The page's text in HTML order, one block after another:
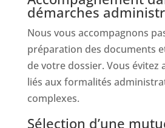
démarches
Nous vous accompagnons
préparation des documents
de votre dossier. Vous évitez
liés aux formalités
complexes.
Sélection d’une